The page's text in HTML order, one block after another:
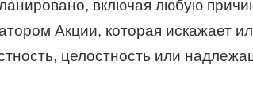
включая любую
Акции, которая искажает
целостность или